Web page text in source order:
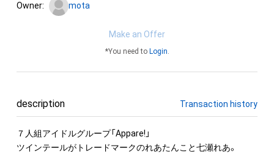
Owner: mota
Make an Offer
*You need to Login.
description Transaction history
７人組アイドルグループ「Appare!」
ツインテールがトレードマークのれあたんこと七瀬れあ。